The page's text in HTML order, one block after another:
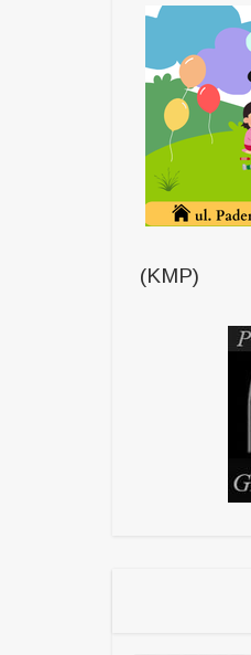
(KMP)